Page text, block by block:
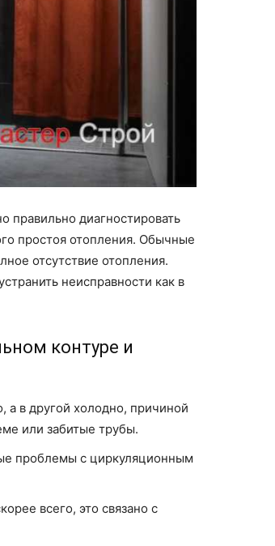
правильно диагностировать
простоя отопления. Обычные
отсутствие отопления.
неисправности как в
контуре и
а в другой холодно, причиной
или забитые трубы.
проблемы с циркуляционным
всего, это связано с